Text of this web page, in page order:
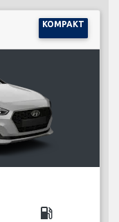
KOMPAKT
local_gas_station